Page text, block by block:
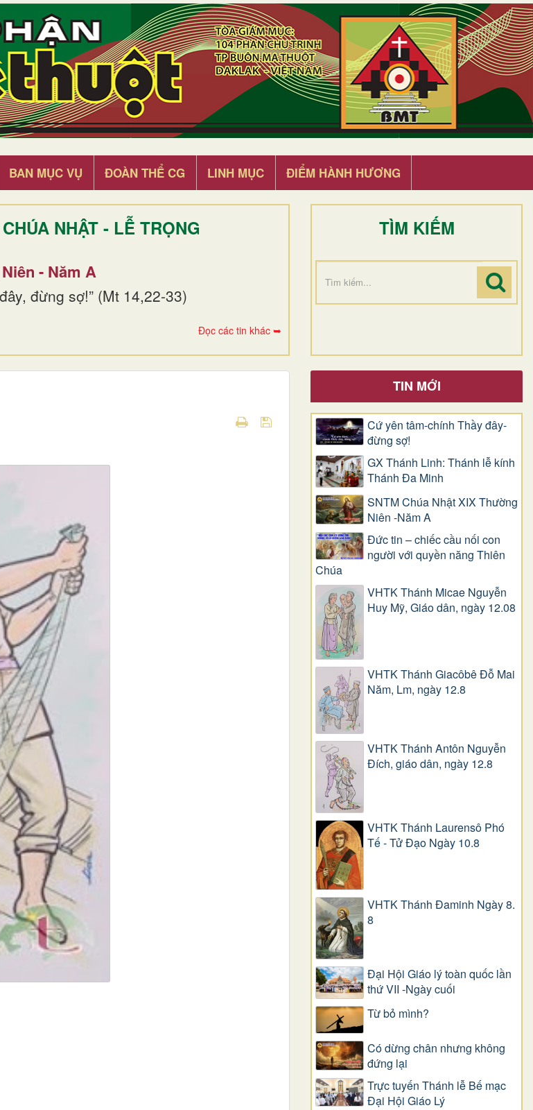
BAN MỤC VỤ ĐOÀN THỂ CG LINH MỤC ĐIỂM HÀNH HƯƠNG
NHẬT - LỄ TRỌNG
- Năm A
đừng sợ!” (Mt 14,22-33)
Đọc các tin khác ➥
TÌM KIẾM
TIN MỚI
Cứ yên tâm-chính Thầy đây-
đừng sợ!
GX Thánh Linh: Thánh lễ kính
Thánh Đa Minh
SNTM Chúa Nhật XIX Thường
Niên -Năm A
Đức tin – chiếc cầu nối con
người với quyền năng Thiên
Chúa
VHTK Thánh Micae Nguyễn
Huy Mỹ, Giáo dân, ngày 12.08
VHTK Thánh Giacôbê Ðỗ Mai
Năm, Lm, ngày 12.8
VHTK Thánh Antôn Nguyễn
Ðích, giáo dân, ngày 12.8
VHTK Thánh Laurensô Phó
Tế - Tử Đạo Ngày 10.8
VHTK Thánh Đaminh Ngày 8.
8
Đại Hội Giáo lý toàn quốc lần
thứ VII -Ngày cuối
Từ bỏ mình?
Có dừng chân nhưng không
đứng lại
Trực tuyến Thánh lễ Bế mạc
Đại Hội Giáo Lý